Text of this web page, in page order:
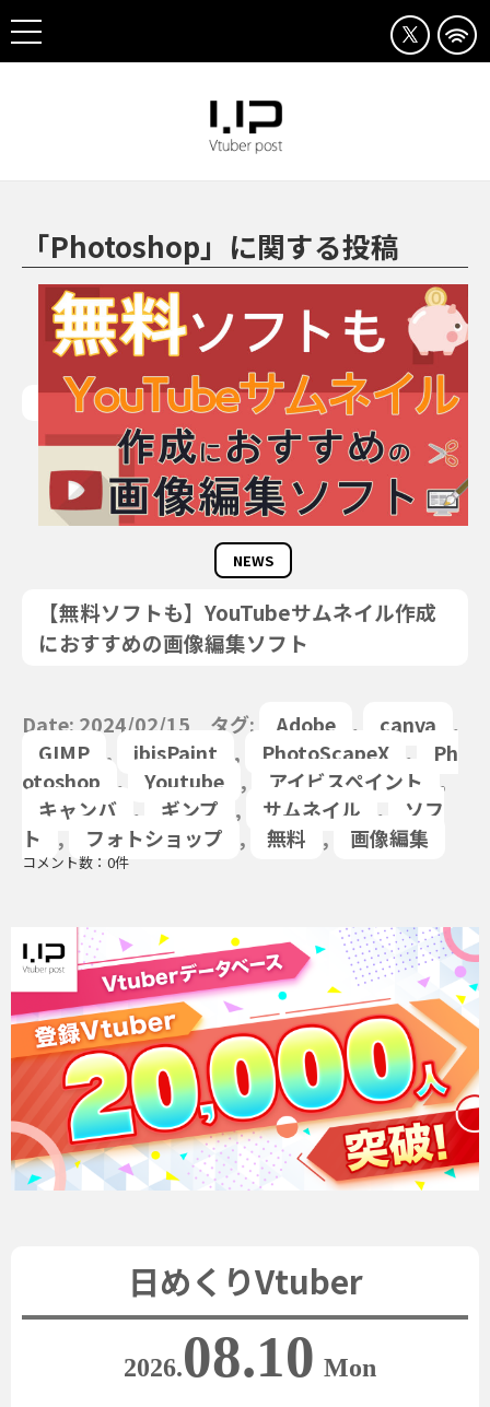
「Photoshop」に関する投稿
NEWS
【無料ソフトも】YouTubeサムネイル作成
におすすめの画像編集ソフト
Date: 2024/02/15 タグ: Adobe , canva
,
GIMP
, ibisPaint , PhotoScapeX ,
Ph
otoshop
, Youtube , アイビスペイント
,
キャンバ
, ギンプ , サムネイル ,
ソフ
ト
, フォトショップ , 無料 , 画像編集
コメント数：0件
日めくりVtuber
2026.08.10 Mon